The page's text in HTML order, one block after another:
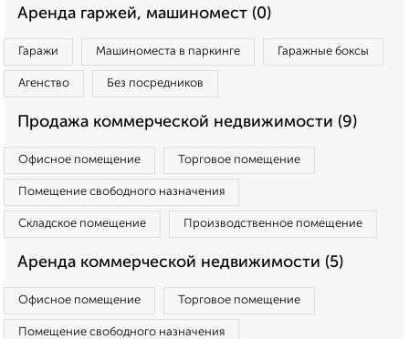
Аренда гаржей, машиномест (0)
Гаражи Машиноместа в паркинге Гаражные боксы
Агенство Без посредников
Продажа коммерческой недвижимости (9)
Офисное помещение Торговое помещение
Помещение свободного назначения
Складское помещение Производственное помещение
Аренда коммерческой недвижимости (5)
Офисное помещение Торговое помещение
Помещение свободного назначения